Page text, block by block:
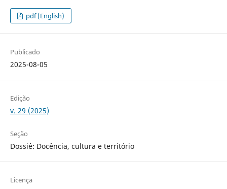
pdf (English)
Publicado
2025-08-05
Edição
v. 29 (2025)
Seção
Dossiê: Docência, cultura e território
Licença